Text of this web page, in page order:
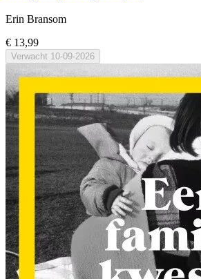
Erin Bransom
€ 13,99
Verwacht 10-09-2026